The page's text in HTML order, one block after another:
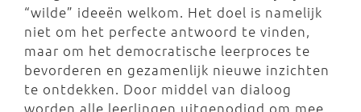
“wilde” ideeën welkom. Het doel is namelijk
niet om het perfecte antwoord te vinden,
maar om het democratische leerproces te
bevorderen en gezamenlijk nieuwe inzichten
te ontdekken. Door middel van dialoog
worden alle leerlingen uitgenodigd om mee